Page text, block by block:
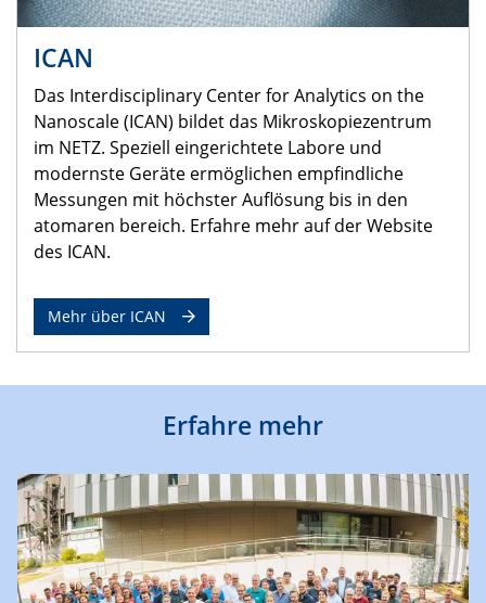
ICAN
Das Interdisciplinary Center for Analytics on the
Nanoscale (ICAN) bildet das Mikroskopiezentrum
im NETZ. Speziell eingerichtete Labore und
modernste Geräte ermöglichen empfindliche
Messungen mit höchster Auflösung bis in den
atomaren bereich. Erfahre mehr auf der Website
des ICAN.
Mehr über ICAN
Erfahre mehr